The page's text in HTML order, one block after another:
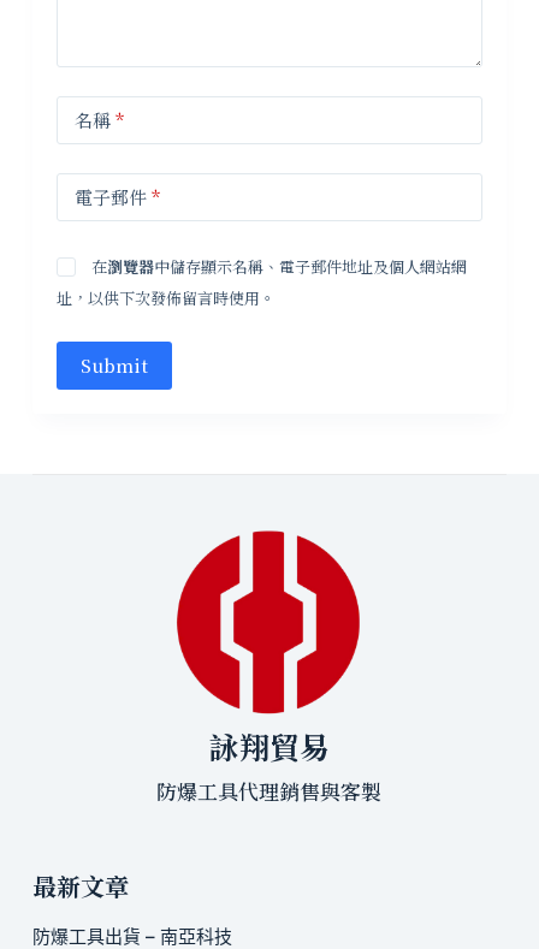
名稱*
電子郵件*
在瀏覽器中儲存顯示名稱、電子郵件地址及個人網站網
址，以供下次發佈留言時使用。
Submit
詠翔貿易
防爆工具代理銷售與客製
最新文章
防爆工具出貨 – 南亞科技